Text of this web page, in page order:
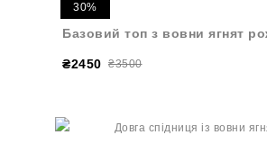
30%
Базовий топ з вовни ягнят
₴2450 ₴3500